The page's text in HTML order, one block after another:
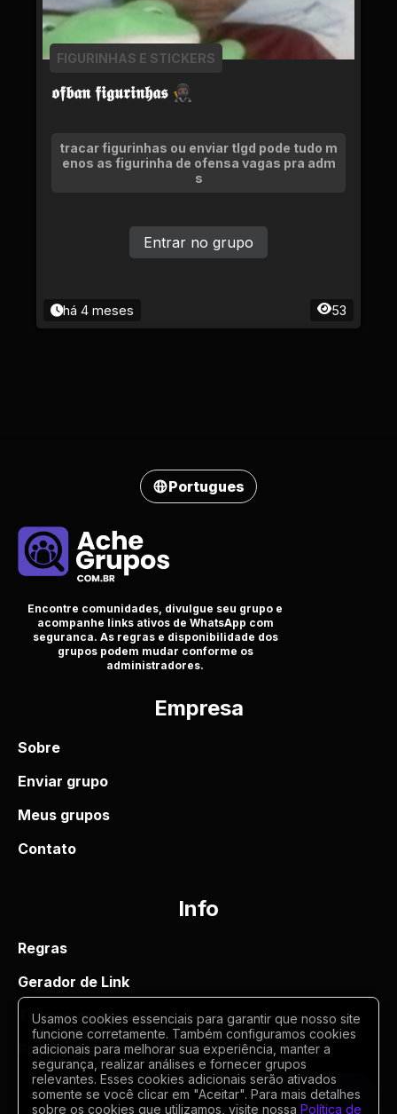
𝖔𝖋𝖇𝖆𝖓 𝖋𝖎𝖌𝖚𝖗𝖎𝖓𝖍𝖆𝖘 🥷🏿
FIGURINHAS E STICKERS
tracar figurinhas ou enviar tlgd pode tudo m
enos as figurinha de ofensa vagas pra adm
s
há 4 meses 53
Entrar no grupo
Portugues
Encontre comunidades, divulgue seu grupo e
acompanhe links ativos de WhatsApp com
seguranca. As regras e disponibilidade dos
grupos podem mudar conforme os
administradores.
Empresa
Sobre
Enviar grupo
Meus grupos
Contato
Info
Regras
Gerador de Link
Termos de uso
Politica de privacidade
Usamos cookies essenciais para garantir que nosso site
funcione corretamente. Também configuramos cookies
adicionais para melhorar sua experiência, manter a
segurança, realizar análises e fornecer grupos
relevantes. Esses cookies adicionais serão ativados
somente se você clicar em "Aceitar". Para mais detalhes
sobre os cookies que utilizamos, visite nossa Política de